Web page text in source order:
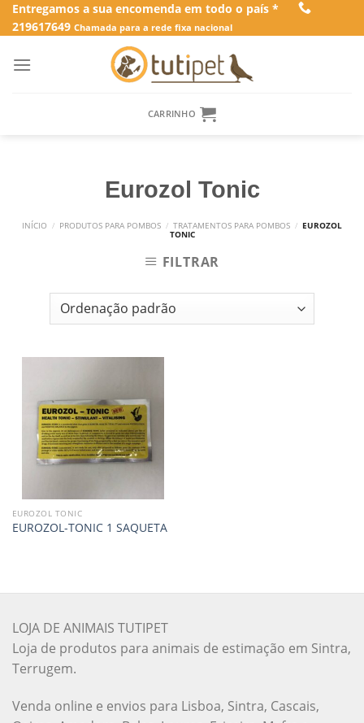
SkipEntregamos a sua encomenda em todo o país *
219617649 Chamada para a rede fixa nacional
CARRINHO
Eurozol Tonic
INÍCIO / PRODUTOS PARA POMBOS / TRATAMENTOS PARA POMBOS / EUROZOL
TONIC
FILTRAR
EUROZOL TONIC
EUROZOL-TONIC 1 SAQUETA
LOJA DE ANIMAIS TUTIPET
Loja de produtos para animais de estimação em Sintra,
Terrugem.
Venda online e envios para Lisboa, Sintra, Cascais,